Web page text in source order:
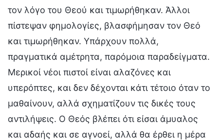
τον λόγο του Θεού και τιμωρήθηκαν. Άλλοι
πίστεψαν φημολογίες, βλασφήμησαν τον Θεό
και τιμωρήθηκαν. Υπάρχουν πολλά,
πραγματικά αμέτρητα, παρόμοια παραδείγματα.
Μερικοί νέοι πιστοί είναι αλαζόνες και
υπερόπτες, και δεν δέχονται κάτι τέτοιο όταν το
μαθαίνουν, αλλά σχηματίζουν τις δικές τους
αντιλήψεις. Ο Θεός βλέπει ότι είσαι άμυαλος
και αδαής και σε αγνοεί, αλλά θα έρθει η μέρα